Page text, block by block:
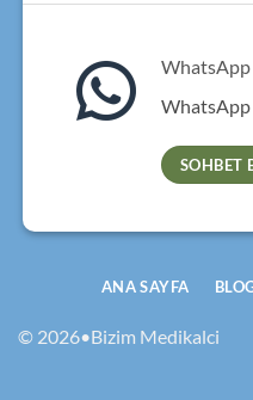
WhatsApp
WhatsApp
SOHBET
© 2026•Bizim Medikalci
ANA SAYFA